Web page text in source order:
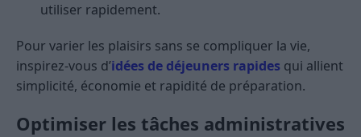
utiliser rapidement.
Pour varier les plaisirs sans se compliquer la vie,
inspirez-vous d’idées de déjeuners rapides qui allient
simplicité, économie et rapidité de préparation.
Optimiser les tâches administratives